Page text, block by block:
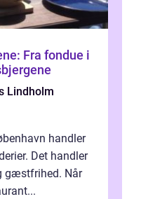
Fra fondue i
Lindholm
handler
Det handler
gæstfrihed. Når